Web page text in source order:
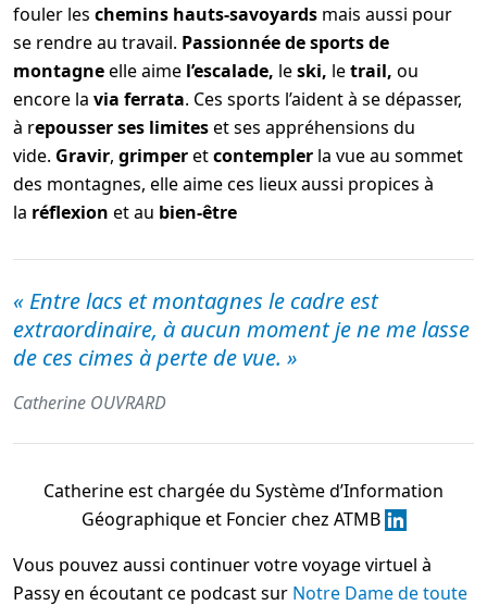
fouler les chemins hauts-savoyards mais aussi pour
se rendre au travail. Passionnée de sports de
montagneelle aime l’escalade, leski, letrail, ou
encore la via ferrata. Ces sports l’aident à se dépasser,
à repousser ses limiteset ses appréhensions du
vide. Gravir, grimperetcontempler la vue au sommet
des montagnes, elle aime ces lieux aussi propices à
la réflexion et au bien-être
« Entre lacs et montagnes le cadre est
extraordinaire, à aucun moment je ne me lasse
de ces cimes à perte de vue. »
Catherine OUVRARD
Catherine est chargée du Système d’Information
Géographique et Foncier chez ATMB
Vous pouvez aussi continuer votre voyage virtuel à
Passy en écoutant ce podcast sur Notre Dame de toute